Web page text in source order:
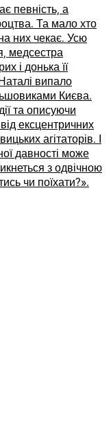
певність, а
Та мало хто
них чекає. Усю
медсестра
і донька її
випало
Києва.
та описуючи
ексцентричних
агітаторів. І
давності може
з одвічною
чи поїхати?».